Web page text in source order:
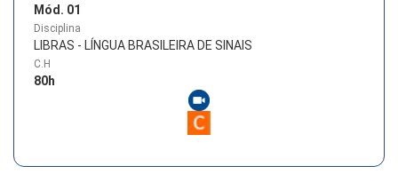
Mód. 01
Disciplina
LIBRAS - LÍNGUA BRASILEIRA DE SINAIS
C.H
80h